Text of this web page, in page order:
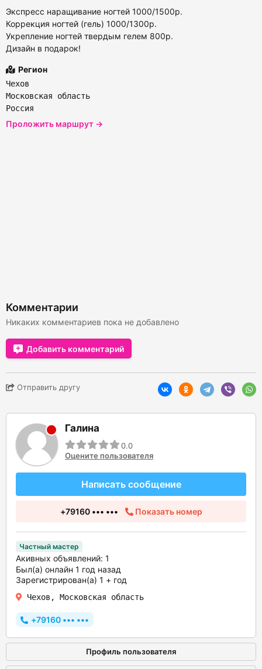
Экспресс наращивание ногтей 1000/1500р.
Коррекция ногтей (гель) 1000/1300р.
Укрепление ногтей твердым гелем 800р.
Дизайн в подарок!
Регион
Чехов
Московская область
Россия
Проложить маршрут →
Комментарии
Никаких комментариев пока не добавлено
Добавить комментарий
Отправить другу
Галина
0.0
Оцените пользователя
Написать сообщение
+79160 ••• ••• Показать номер
Частный мастер
Акивных объявлений: 1
Был(а) онлайн 1 год назад
Зарегистрирован(а) 1 + год
Чехов, Московская область
+79160 ••• •••
Профиль пользователя